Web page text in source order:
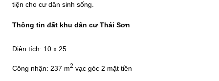
tiện cho cư dân sinh sống.
Thông tin đất khu dân cư Thái Sơn
Diện tích: 10 x 25
Công nhận: 237 m2 vạc góc 2 mặt tiền